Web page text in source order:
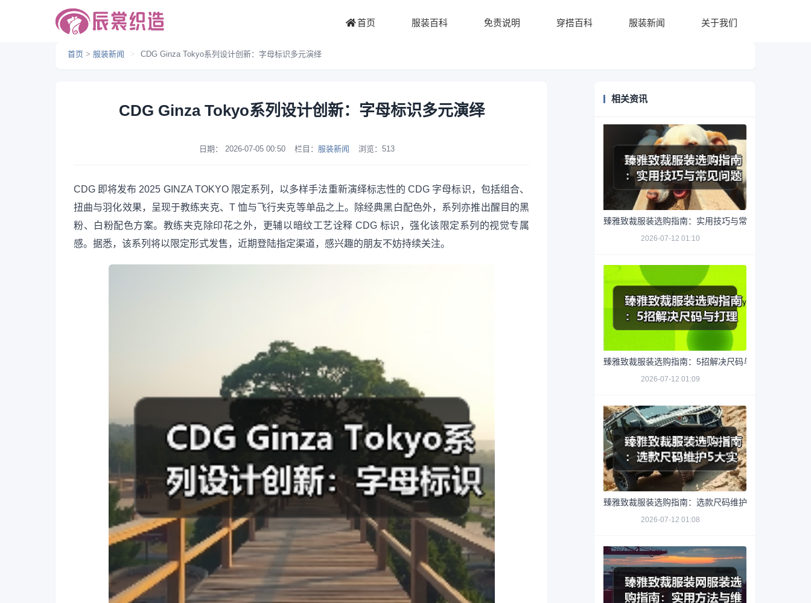
首页 服装百科 免责说明 穿搭百科 服装新闻 关于我们
首页 > 服装新闻 > CDG Ginza Tokyo系列设计创新：字母标识多元演绎
CDG Ginza Tokyo系列设计创新：字母标识多元演绎
日期： 2026-07-05 00:50 栏目： 服装新闻 浏览： 513
CDG 即将发布 2025 GINZA TOKYO 限定系列，以多样手法重新演绎标志性的 CDG 字母标识，包括组合、
扭曲与羽化效果，呈现于教练夹克、T 恤与飞行夹克等单品之上。除经典黑白配色外，系列亦推出醒目的黑
粉、白粉配色方案。教练夹克除印花之外，更辅以暗纹工艺诠释 CDG 标识，强化该限定系列的视觉专属
感。据悉，该系列将以限定形式发售，近期登陆指定渠道，感兴趣的朋友不妨持续关注。
相关资讯
臻雅致裁服装选购指南：实用技巧与常见问题解析
2026-07-12 01:10
臻雅致裁服装选购指南：5招解决尺码与打理难题
2026-07-12 01:09
臻雅致裁服装选购指南：选款尺码维护5大实用方法
2026-07-12 01:08